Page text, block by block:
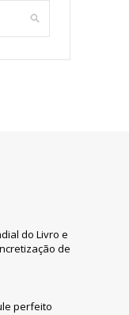
do Livro e
de
perfeito